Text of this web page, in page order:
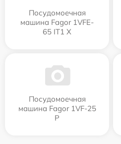
Посудомоечная
машина Fagor 1VFE-
65 IT1 X
Посудомоечная
машина Fagor 1VF-25
P